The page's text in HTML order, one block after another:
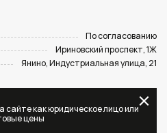
По согласованию
Ириновский проспект, 1Ж
Янино, Индустриальная улица, 21
сайте как юридическое лицо или
цены